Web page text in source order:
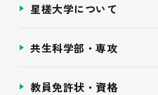
星槎大学について
共生科学部・専攻
教員免許状・資格